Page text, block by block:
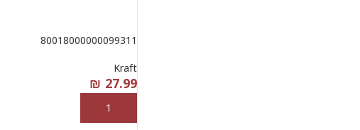
80018000000099311
Kraft
₪ 27.99
إضافة إلى السلة